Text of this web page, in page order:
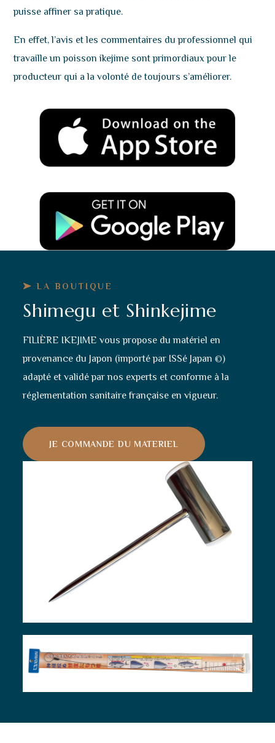
puisse affiner sa pratique.
En effet, l’avis et les commentaires du professionnel qui
travaille un poisson ikejime sont primordiaux pour le
producteur qui a la volonté de toujours s’améliorer.
LA BOUTIQUE
Shimegu et Shinkejime
FILIÈRE IKEJIME vous propose du matériel en
provenance du Japon (importé par ISSé Japan©)
adapté et validé par nos experts et conforme à la
réglementation sanitaire française en vigueur.
JE COMMANDE DU MATERIEL